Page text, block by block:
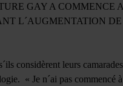
GAY A COMMENCE
L´AUGMENTATION
considèrent leurs
« Je n´ai pas commencé